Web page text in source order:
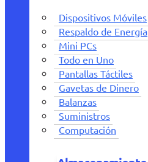
Dispositivos Móviles
Respaldo de Energía
Mini PCs
Todo en Uno
Pantallas Táctiles
Gavetas de Dinero
Balanzas
Suministros
Computación